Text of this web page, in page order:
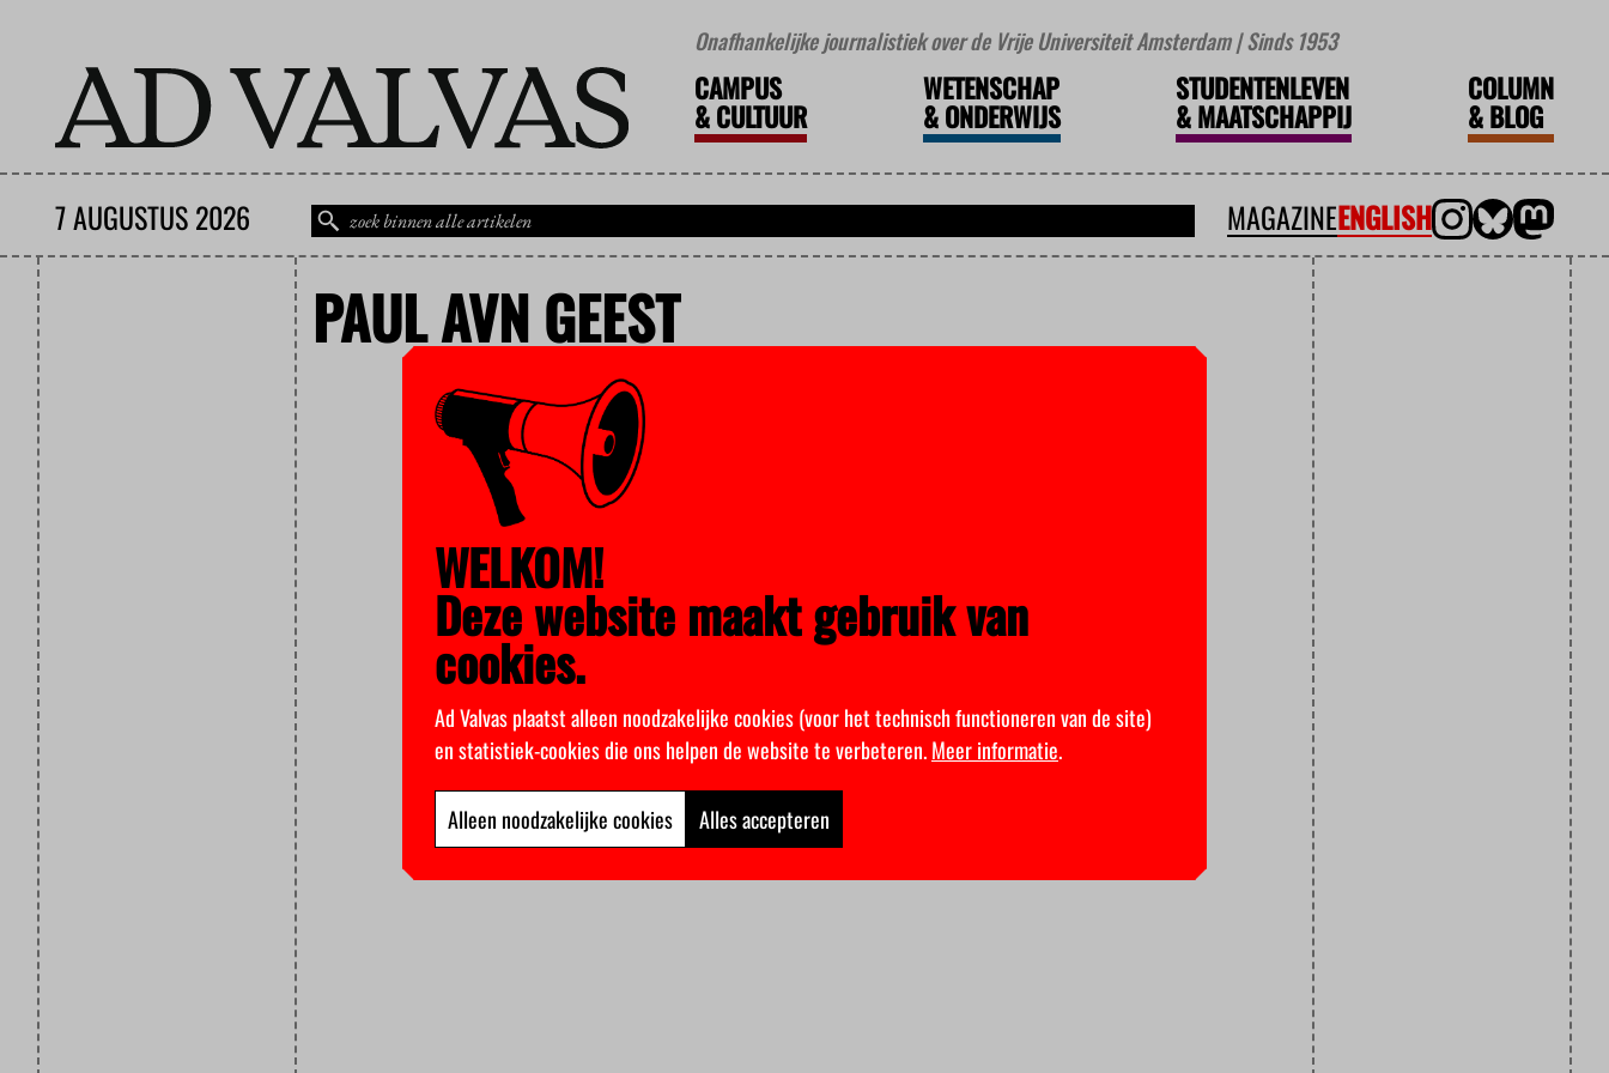
Onafhankelijke journalistiek over de Vrije Universiteit Amsterdam | Sinds 1953
CAMPUS
&CULTUUR
WETENSCHAP
&ONDERWIJS
STUDENTENLEVEN
&MAATSCHAPPIJ
COLUMN
&BLOG
7 AUGUSTUS 2026 MAGAZINEENGLISH
PAUL AVN GEEST
WELKOM!
Deze website maakt gebruik van
cookies.
Ad Valvas plaatst alleen noodzakelijke cookies (voor het technisch functioneren van de site)
en statistiek-cookies die ons helpen de website te verbeteren.Meer informatie.
Alleen noodzakelijke cookies Alles accepteren